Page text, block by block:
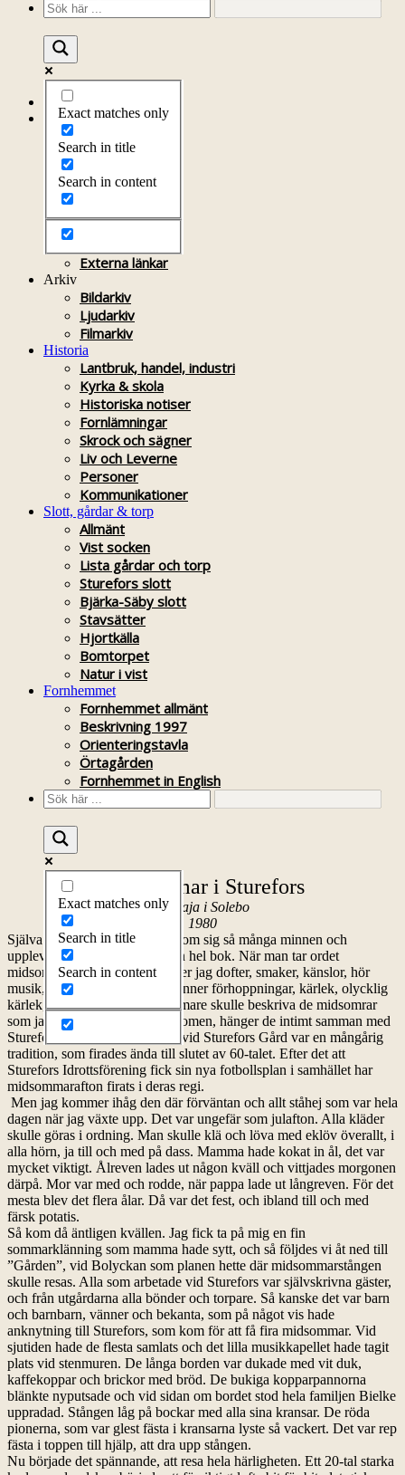
Exact matches only
Search in title
Search in content
Startsida
Om föreningen
Årsprogram
Kontakt
Styrelsen
Litteratur
Externa länkar
Arkiv
Bildarkiv
Ljudarkiv
Filmarkiv
Historia
Lantbruk, handel, industri
Kyrka & skola
Historiska notiser
Fornlämningar
Skrock och sägner
Liv och Leverne
Personer
Kommunikationer
Slott, gårdar & torp
Allmänt
Vist socken
Lista gårdar och torp
Sturefors slott
Bjärka-Säby slott
Stavsätter
Hjortkälla
Bomtorpet
Natur i vist
Fornhemmet
Fornhemmet allmänt
Beskrivning 1997
Orienteringstavla
Örtagården
Fornhemmet in English
Exact matches only
Search in title
Search in content
Midsommar i Sturefors
Av Maja i Solebo
1980
Själva ordet midsommar bär inom sig så många minnen och
upplevelser, så det kunde bli en hel bok. När man tar ordet
midsommar i sin mun, så känner jag dofter, smaker, känslor, hör
musik, bär ett barn i magen, känner förhoppningar, kärlek, olycklig
kärlek, m m, m m. Om jag närmare skulle beskriva de midsomrar
som jag upplevt alltifrån barndomen, hänger de intimt samman med
Sturefors. Midsommarfirandet vid Sturefors Gård var en mångårig
tradition, som firades ända till slutet av 60-talet. Efter det att
Sturefors Idrottsförening fick sin nya fotbollsplan i samhället har
midsommarafton firats i deras regi.
Men jag kommer ihåg den där förväntan och allt ståhej som var hela
dagen när jag växte upp. Det var ungefär som julafton. Alla kläder
skulle göras i ordning. Man skulle klä och löva med eklöv överallt, i
alla hörn, ja till och med på dass. Mamma hade kokat in ål, det var
mycket viktigt. Ålreven lades ut någon kväll och vittjades morgonen
därpå. Mor var med och rodde, när pappa lade ut långreven. För det
mesta blev det flera ålar. Då var det fest, och ibland till och med
färsk potatis.
Så kom då äntligen kvällen. Jag fick ta på mig en fin
sommarklänning som mamma hade sytt, och så följdes vi åt ned till
”Gården”, vid Bolyckan som planen hette där midsommarstången
skulle resas. Alla som arbetade vid Sturefors var självskrivna gäster,
och från utgårdarna alla bönder och torpare. Så kanske det var barn
och barnbarn, vänner och bekanta, som på något vis hade
anknytning till Sturefors, som kom för att få fira midsommar. Vid
sjutiden hade de flesta samlats och det lilla musikkapellet hade tagit
plats vid stenmuren. De långa borden var dukade med vit duk,
kaffekoppar och brickor med bröd. De bukiga kopparpannorna
blänkte nyputsade och vid sidan om bordet stod hela familjen Bielke
uppradad. Stången låg på bockar med alla sina kransar. De röda
pionerna, som var glest fästa i kransarna lyste så vackert. Det var rep
fästa i toppen till hjälp, att dra upp stången.
Nu började det spännande, att resa hela härligheten. Ett 20-tal starka